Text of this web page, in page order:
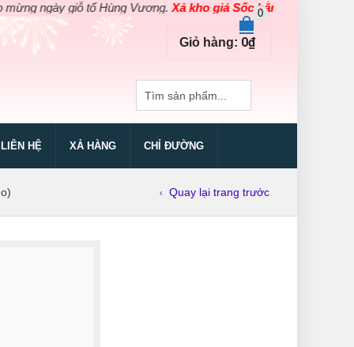
ngày giỗ tổ Hùng Vương.Xả kho giá Sốc bằng giá Gốc
0
Giỏ hàng: 0₫
LIÊN HỆ XẢ HÀNG CHỈ ĐƯỜNG
Quay lại trang trước